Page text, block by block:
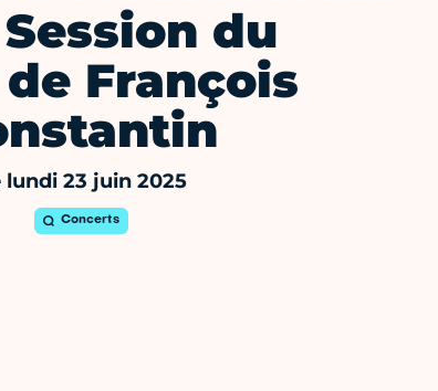
du
François
lundi 23 juin 2025
Concerts